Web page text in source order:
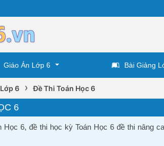
Giáo Án Lớp 6 Bài Giảng
6 › Đề Thi Toán Học 6
6
Học 6, đề thi học kỳ Toán Học 6 đề thi nâng